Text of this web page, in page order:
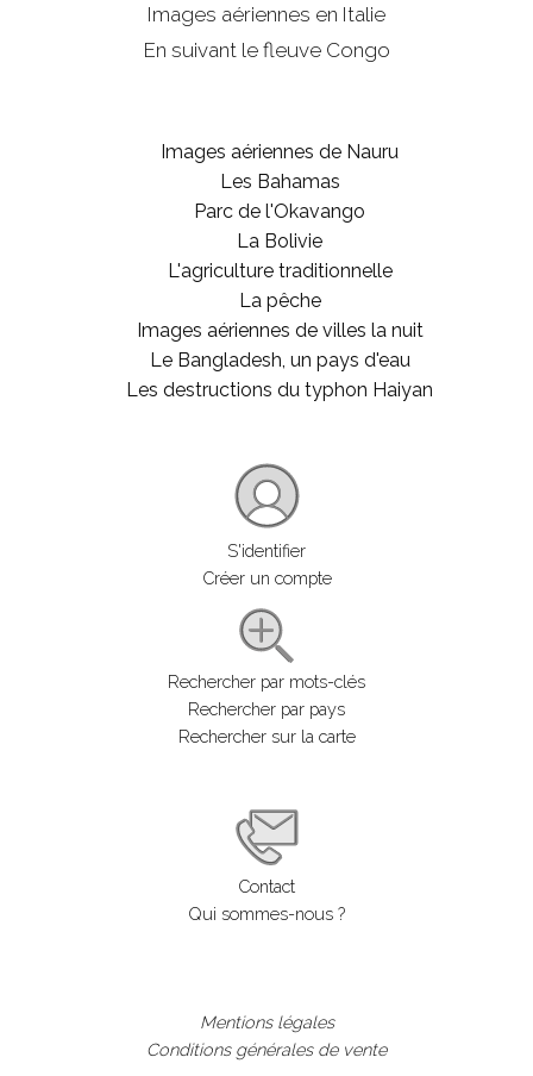
Images aériennes en Italie
En suivant le fleuve Congo
Images aériennes de Nauru
Les Bahamas
Parc de l'Okavango
La Bolivie
L'agriculture traditionnelle
La pêche
Images aériennes de villes la nuit
Le Bangladesh, un pays d'eau
Les destructions du typhon Haiyan
S'identifier
Créer un compte
Rechercher par mots-clés
Rechercher par pays
Rechercher sur la carte
Contact
Qui sommes-nous ?
Mentions légales
Conditions générales de vente